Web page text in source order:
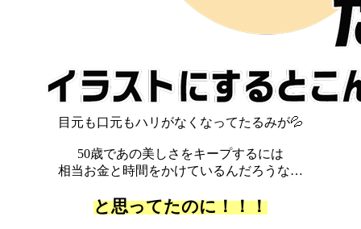
目元も口元もハリがなくなってたるみが💦
50歳であの美しさをキープするには
相当お金と時間をかけているんだろうな…
と思ってたのに！！！